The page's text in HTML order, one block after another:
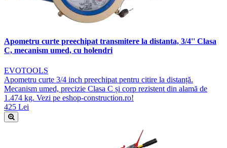
Apometru curte preechipat transmitere la distanta, 3/4'' Clasa
C, mecanism umed, cu holendri
EVOTOOLS
Apometru curte 3/4 inch preechipat pentru citire la distanță.
Mecanism umed, precizie Clasa C și corp rezistent din alamă de
1.474 kg. Vezi pe eshop-construction.ro!
425 Lei